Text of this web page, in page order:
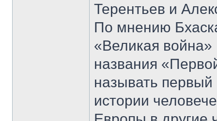
Терентьев и
По мнению
«Великая война»
названия
называть
истории